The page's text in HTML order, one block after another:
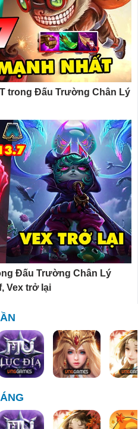
trong Đấu Trường Chân Lý
Đấu Trường Chân Lý
Vex trở lại